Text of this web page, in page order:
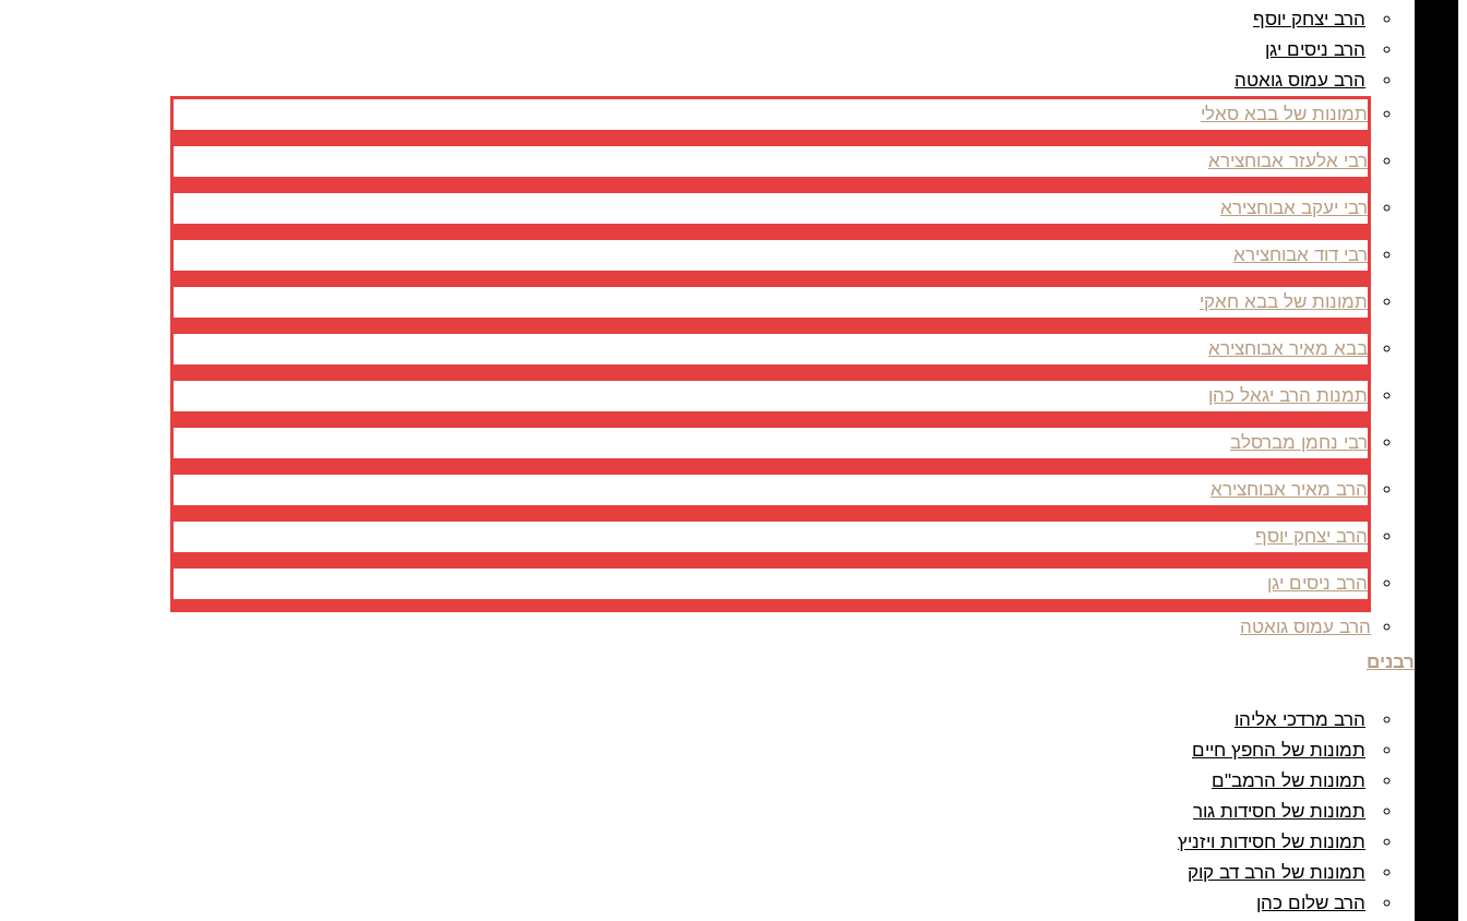
הרב יצחק יוסף
הרב ניסים יגן
הרב עמוס גואטה
תמונות של בבא סאלי
רבי אלעזר אבוחצירא
רבי יעקב אבוחצירא
רבי דוד אבוחצירא
תמונות של בבא חאקי
בבא מאיר אבוחצירא
תמנות הרב יגאל כהן
רבי נחמן מברסלב
הרב מאיר אבוחצירא
הרב יצחק יוסף
הרב ניסים יגן
הרב עמוס גואטה
רבנים
הרב מרדכי אליהו
תמונות של החפץ חיים
תמונות של הרמב"ם
תמונות של חסידות גור
תמונות של חסידות ויזניץ
תמונות של הרב דב קוק
הרב שלום כהן